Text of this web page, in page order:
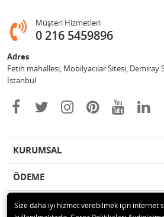
Müşteri Hizmetleri
0 216 5459896
Adres
Fetih mahallesi, Mobilyacılar Sitesi, Demiray
İstanbul
KURUMSAL
ÖDEME
İLETİŞİM
Size daha iyi hizmet verebilmek için internet